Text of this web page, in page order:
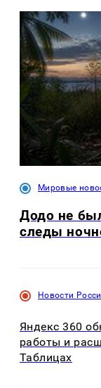
Мировые
Додо не
следы
Новости
Яндекс 360
работы и
Таблицах